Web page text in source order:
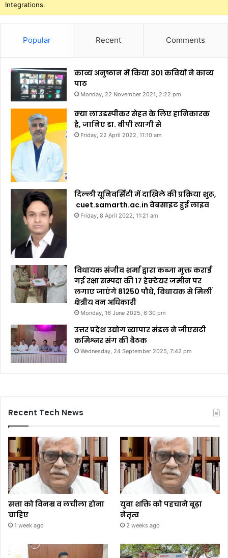
Integrations.
Popular Recent Comments
काव्य अनुष्ठान में किया 301 कवियों ने काव्य
पाठ
Monday, 22 November 2021, 2:22 pm
क्या लाउडस्पीकर सेहत के लिए हानिकारक
है, जानिए डा. बीपी त्यागी से
Friday, 22 April 2022, 11:10 am
दिल्ली यूनिवर्सिटी में दाखिले की प्रक्रिया शुरू,
cuet.samarth.ac.in वेबसाइट हुई लाइव
Friday, 8 April 2022, 11:21 am
विधायक संजीव शर्मा द्वारा कब्जा मुक्त कराई
गई रक्षा सम्पदा की 17 हेक्टेयर जमीन पर
लगाए जाएंगे 81250 पौधे, विधायक से मिलीं
क्षेत्रीय वन अधिकारी
Monday, 16 June 2025, 6:30 pm
उत्तर प्रदेश उद्योग व्यापार मंडल ने जीएसटी
कमिश्नर संग की बैठक
Wednesday, 24 September 2025, 7:42 pm
Recent Tech News
सत्ता को विनम्र व लचीला होना
चाहिए
1 week ago
युवा शक्ति को पहचाने बूढ़ा
नेतृत्व
2 weeks ago